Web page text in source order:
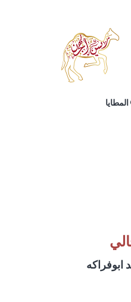
المطايا